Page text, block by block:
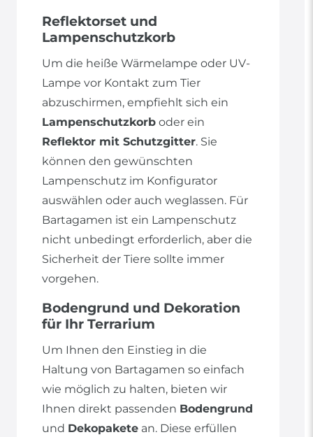
Reflektorset und
Lampenschutzkorb
Um die heiße Wärmelampe oder UV-
Lampe vor Kontakt zum Tier
abzuschirmen, empfiehlt sich ein
Lampenschutzkorb oder ein
Reflektor mit Schutzgitter. Sie
können den gewünschten
Lampenschutz im Konfigurator
auswählen oder auch weglassen. Für
Bartagamen ist ein Lampenschutz
nicht unbedingt erforderlich, aber die
Sicherheit der Tiere sollte immer
vorgehen.
Bodengrund und Dekoration
für Ihr Terrarium
Um Ihnen den Einstieg in die
Haltung von Bartagamen so einfach
wie möglich zu halten, bieten wir
Ihnen direkt passenden Bodengrund
und Dekopakete an. Diese erfüllen